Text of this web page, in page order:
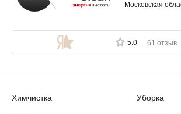
Московская
5.0 61 отзыв
Химчистка Уборка